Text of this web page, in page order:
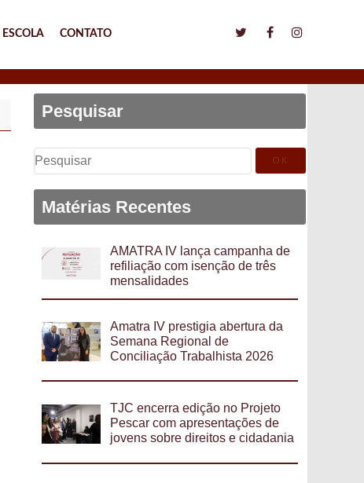
ESCOLA CONTATO
Pesquisar
Pesquisar
por:
Matérias Recentes
AMATRA IV lança campanha de
refiliação com isenção de três
mensalidades
Amatra IV prestigia abertura da
Semana Regional de
Conciliação Trabalhista 2026
TJC encerra edição no Projeto
Pescar com apresentações de
jovens sobre direitos e cidadania